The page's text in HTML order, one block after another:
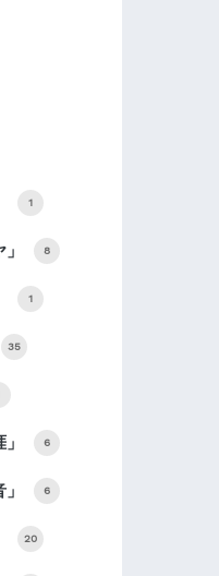
1
8
1
35
6
6
20